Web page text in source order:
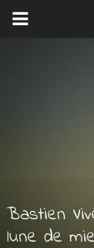
Bastien
lune de